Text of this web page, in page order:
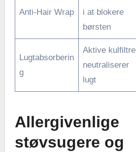
Anti-Hair Wrap
i at blokere
børsten
Lugtabsorberin
g
Aktive kulfiltre
neutraliserer
lugt
Allergivenlige
støvsugere og